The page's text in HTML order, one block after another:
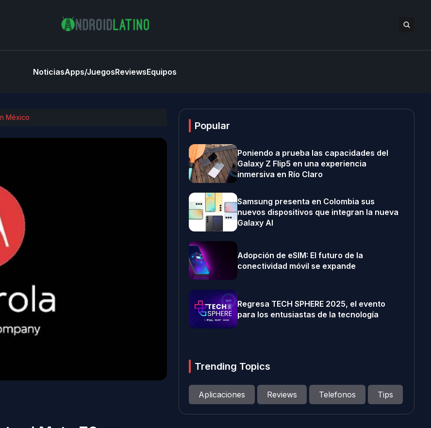
NoticiasApps/JuegosReviewsEquipos
México
Popular
Poniendo a prueba las capacidades del
Galaxy Z Flip5 en una experiencia
inmersiva en Río Claro
Samsung presenta en Colombia sus
nuevos dispositivos que integran la nueva
Galaxy AI
Adopción de eSIM: El futuro de la
conectividad móvil se expande
Regresa TECH SPHERE 2025, el evento
para los entusiastas de la tecnología
Trending Topics
Aplicaciones Reviews Telefonos Tips